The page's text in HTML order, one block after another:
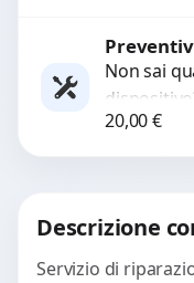
Non sai
check-up
avanzati
20,00€
Descrizione
Servizio di